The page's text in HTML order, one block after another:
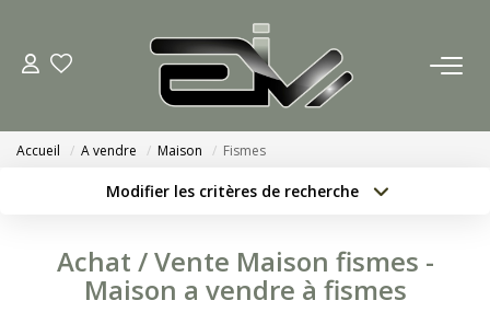
ACCUEIL
Nos Actualités
Accueil A vendre Maison Fismes
Modifier les critères de recherche
Surface min Budget max
Achat / Vente Maison fismes -
Maison a vendre à fismes